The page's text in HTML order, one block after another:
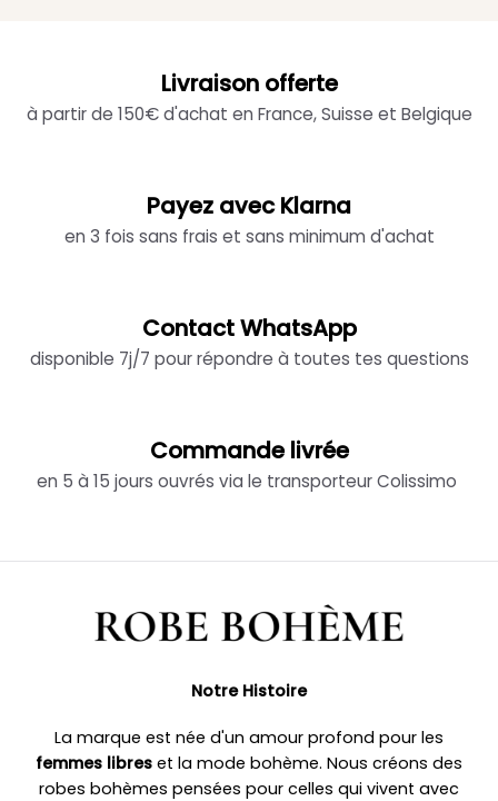
Livraison offerte
à partir de 150€ d'achat en France, Suisse et Belgique
Payez avec Klarna
en 3 fois sans frais et sans minimum d'achat
Contact WhatsApp
disponible 7j/7 pour répondre à toutes tes questions
Commande livrée
en 5 à 15 jours ouvrés via le transporteur Colissimo
Notre Histoire
La marque est née d'un amour profond pour les
femmes libres et la mode bohème. Nous créons des
robes bohèmes pensées pour celles qui vivent avec